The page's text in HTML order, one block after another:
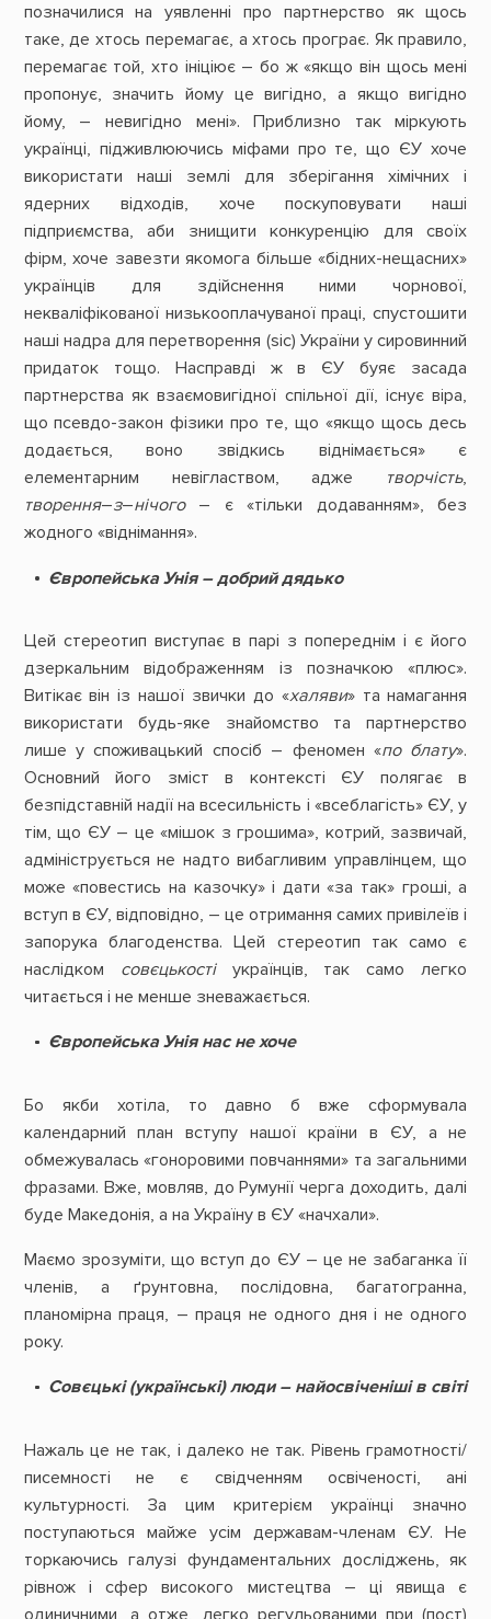
позначилися на уявленні про партнерство як щось
таке, де хтось перемагає, а хтось програє. Як правило,
перемагає той, хто ініціює – бо ж «якщо він щось мені
пропонує, значить йому це вигідно, а якщо вигідно
йому, – невигідно мені». Приблизно так міркують
українці, підживлюючись міфами про те, що ЄУ хоче
використати наші землі для зберігання хімічних і
ядерних відходів, хоче поскуповувати наші
підприємства, аби знищити конкуренцію для своїх
фірм, хоче завезти якомога більше «бідних-нещасних»
українців для здійснення ними чорнової,
некваліфікованої низькооплачуваної праці, спустошити
наші надра для перетворення (sic) України у сировинний
придаток тощо. Насправді ж в ЄУ буяє засада
партнерства як взаємовигідної спільної дії, існує віра,
що псевдо-закон фізики про те, що «якщо щось десь
додається, воно звідкись віднімається» є
елементарним невіглаством, адже творчість,
творення–з–нічого– є «тільки додаванням», без
жодного «віднімання».
Європейська Унія – добрий дядько
Цей стереотип виступає в парі з попереднім і є його
дзеркальним відображенням із позначкою «плюс».
Витікає він із нашої звички до «халяви» та намагання
використати будь-яке знайомство та партнерство
лише у споживацький спосіб – феномен «по блату».
Основний його зміст в контексті ЄУ полягає в
безпідставній надії на всесильність і «всеблагість» ЄУ, у
тім, що ЄУ – це «мішок з грошима», котрий, зазвичай,
адмініструється не надто вибагливим управлінцем, що
може «повестись на казочку» і дати «за так» гроші, а
вступ в ЄУ, відповідно, – це отримання самих привілеїв і
запорука благоденства. Цей стереотип так само є
наслідком совєцькостіукраїнців, так само легко
читається і не менше зневажається.
Європейська Унія нас не хоче
Бо якби хотіла, то давно б вже сформувала
календарний план вступу нашої країни в ЄУ, а не
обмежувалась «гоноровими повчаннями» та загальними
фразами. Вже, мовляв, до Румунії черга доходить, далі
буде Македонія, а на Україну в ЄУ «начхали».
Маємо зрозуміти, що вступ до ЄУ – це не забаганка її
членів, а ґрунтовна, послідовна, багатогранна,
планомірна праця, – праця не одного дня і не одного
року.
Совєцькі (українські) люди – найосвіченіші в світі
Нажаль це не так, і далеко не так. Рівень грамотності/
писемності не є свідченням освіченості, ані
культурності. За цим критерієм українці значно
поступаються майже усім державам-членам ЄУ. Не
торкаючись галузі фундаментальних досліджень, як
рівнож і сфер високого мистецтва – ці явища є
одиничними, а отже, легко регульованими при (пост)